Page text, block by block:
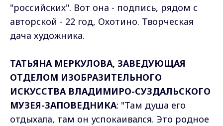
"российских". Вот она - подпись, рядом с
авторской - 22 год, Охотино. Творческая
дача художника.
ТАТЬЯНА МЕРКУЛОВА, ЗАВЕДУЮЩАЯ
ОТДЕЛОМ ИЗОБРАЗИТЕЛЬНОГО
ИСКУССТВА ВЛАДИМИРО-СУЗДАЛЬСКОГО
МУЗЕЯ-ЗАПОВЕДНИКА: "Там душа его
отдыхала, там он успокаивался. Это родное